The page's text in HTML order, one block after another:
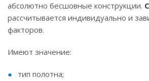
абсолютно бесшовные конструкции.
рассчитывается индивидуально и
факторов.
Имеют значение:
тип полотна;